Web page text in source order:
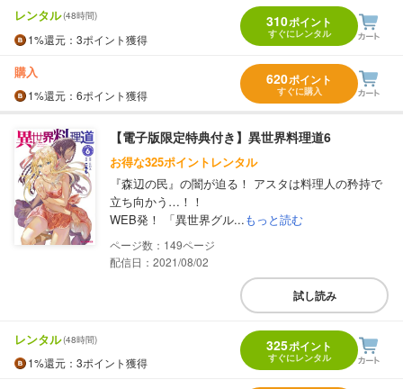
レンタル(48時間)
1%還元 ：3ポイント獲得
310ポイント
すぐにレンタル
購入
1%還元 ：6ポイント獲得
620ポイント
すぐに購入
【電子版限定特典付き】異世界料理道6
お得な325ポイントレンタル
『森辺の民』の闇が迫る！ アスタは料理人の矜持で
立ち向かう…！！
WEB発！ 「異世界グル...もっと読む
149
配信日：2021/08/02
試し読み
レンタル(48時間)
1%還元 ：3ポイント獲得
325ポイント
すぐにレンタル